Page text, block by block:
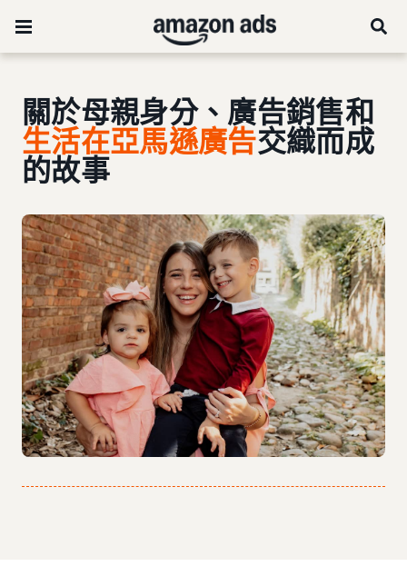
關於母親身分、廣告銷售和
生活在亞馬遜廣告交織而成
的故事